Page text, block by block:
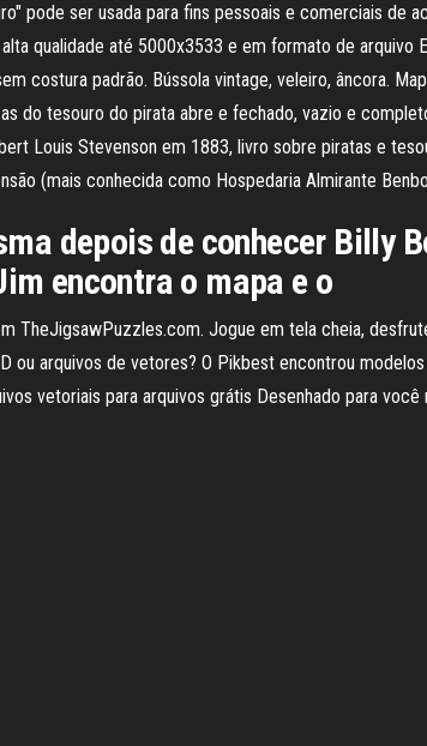
pode ser usada para fins pessoais e comerciais de
qualidade até 5000x3533 e em formato de arquivo
costura padrão. Bússola vintage, veleiro, âncora.
do tesouro do pirata abre e fechado, vazio e
Louis Stevenson em 1883, livro sobre piratas e
(mais conhecida como Hospedaria Almirante
depois de conhecer Billy
encontra o mapa e o
TheJigsawPuzzles.com. Jogue em tela cheia,
arquivos de vetores? O Pikbest encontrou
vetoriais para arquivos grátis Desenhado para você